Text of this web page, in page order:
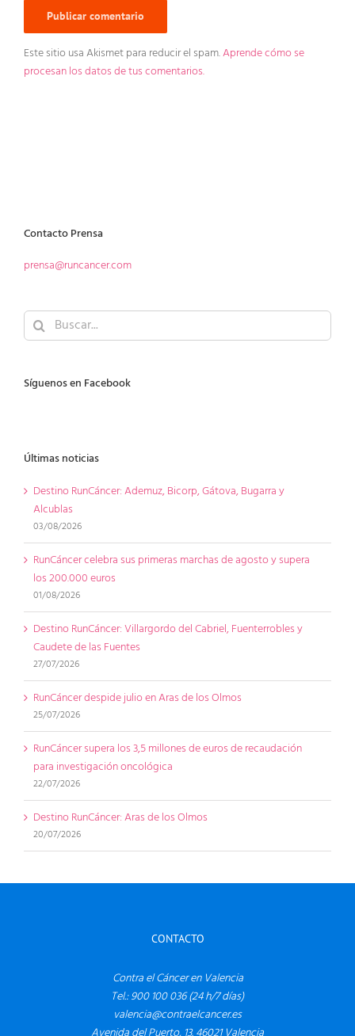
Este sitio usa Akismet para reducir el spam.Aprende cómo se
procesan los datos de tus comentarios.
Contacto Prensa
prensa@runcancer.com
Buscar:
Síguenos en Facebook
Últimas noticias
Destino RunCáncer: Ademuz, Bicorp, Gátova, Bugarra y
Alcublas
03/08/2026
RunCáncer celebra sus primeras marchas de agosto y supera
los 200.000 euros
01/08/2026
Destino RunCáncer: Villargordo del Cabriel, Fuenterrobles y
Caudete de las Fuentes
27/07/2026
RunCáncer despide julio en Aras de los Olmos
25/07/2026
RunCáncer supera los 3,5 millones de euros de recaudación
para investigación oncológica
22/07/2026
Destino RunCáncer: Aras de los Olmos
20/07/2026
CONTACTO
Contra el Cáncer en Valencia
Tel.: 900 100 036 (24 h/7 días)
valencia@contraelcancer.es